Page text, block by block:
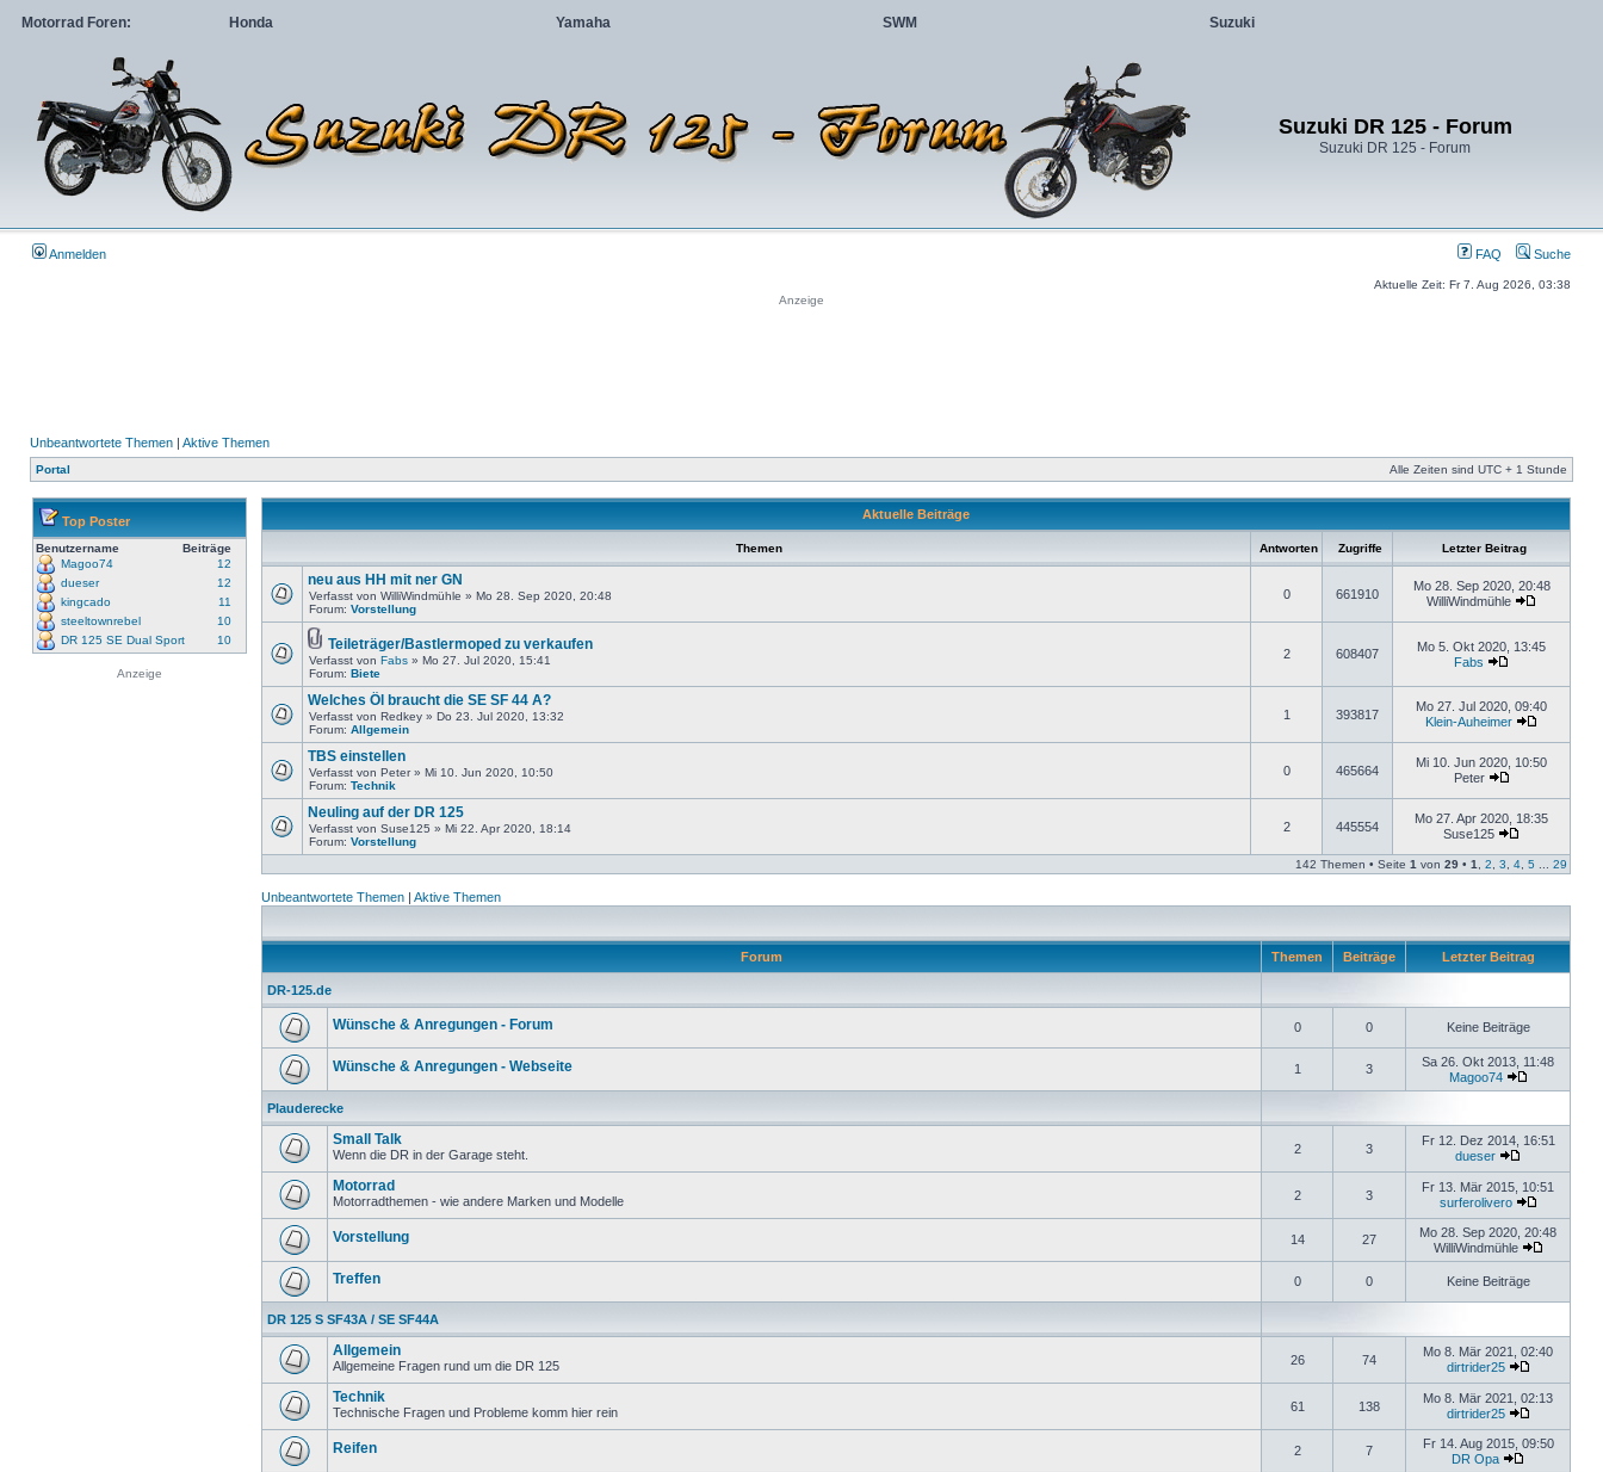
Motorrad Foren: Honda Yamaha SWM Suzuki
Suzuki DR 125 - Forum
Suzuki DR 125 - Forum
Anmelden FAQ Suche
Aktuelle Zeit: Fr 7. Aug 2026, 03:38
Anzeige
Unbeantwortete Themen | Aktive Themen
Portal Alle Zeiten sind UTC + 1 Stunde
Top Poster
Benutzername
Beiträge
Magoo74
12
dueser
12
kingcado
11
steeltownrebel
10
DR 125 SE Dual Sport
10
Anzeige
Aktuelle Beiträge
Themen Antworten Zugriffe Letzter Beitrag
neu aus HH mit ner GN
Verfasst von WilliWindmühle » Mo 28. Sep 2020, 20:48
Forum: Vorstellung
0 661910
Mo 28. Sep 2020, 20:48
WilliWindmühle
Teileträger/Bastlermoped zu verkaufen
Verfasst von Fabs » Mo 27. Jul 2020, 15:41
Forum: Biete
2 608407
Mo 5. Okt 2020, 13:45
Fabs
Welches Öl braucht die SE SF 44 A?
Verfasst von Redkey » Do 23. Jul 2020, 13:32
Forum: Allgemein
1 393817
Mo 27. Jul 2020, 09:40
Klein-Auheimer
TBS einstellen
Verfasst von Peter » Mi 10. Jun 2020, 10:50
Forum: Technik
0 465664
Mi 10. Jun 2020, 10:50
Peter
Neuling auf der DR 125
Verfasst von Suse125 » Mi 22. Apr 2020, 18:14
Forum: Vorstellung
2 445554
Mo 27. Apr 2020, 18:35
Suse125
142 Themen • Seite 1 von 29 • 1 2 3 4 5 29
Unbeantwortete Themen | Aktive Themen
Forum Themen Beiträge Letzter Beitrag
DR-125.de
Wünsche & Anregungen - Forum 0 0 Keine Beiträge
Wünsche & Anregungen - Webseite 1 3
Sa 26. Okt 2013, 11:48
Magoo74
Plauderecke
Small Talk
Wenn die DR in der Garage steht. 2 3
Fr 12. Dez 2014, 16:51
dueser
Motorrad
Motorradthemen - wie andere Marken und Modelle 2 3
Fr 13. Mär 2015, 10:51
surferolivero
Vorstellung 14 27
Mo 28. Sep 2020, 20:48
WilliWindmühle
Treffen 0 0 Keine Beiträge
DR 125 S SF43A / SE SF44A
Allgemein
Allgemeine Fragen rund um die DR 125 26 74
Mo 8. Mär 2021, 02:40
dirtrider25
Technik
Technische Fragen und Probleme komm hier rein 61 138
Mo 8. Mär 2021, 02:13
dirtrider25
Reifen 2 7
Fr 14. Aug 2015, 09:50
DR Opa